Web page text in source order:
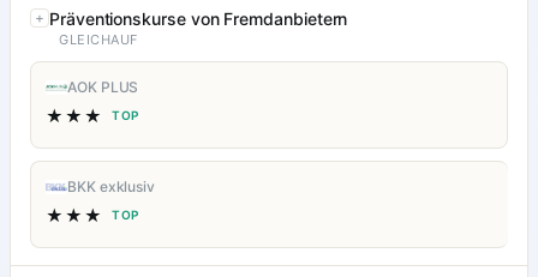
Präventionskurse von Fremdanbietern
GLEICHAUF
AOK PLUS
★★★ TOP
BKK exklusiv
★★★ TOP